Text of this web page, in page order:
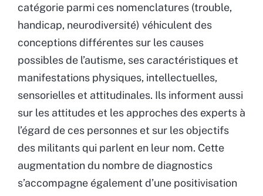
catégorie parmi ces nomenclatures (trouble,
handicap, neurodiversité) véhiculent des
conceptions différentes sur les causes
possibles de l’autisme, ses caractéristiques et
manifestations physiques, intellectuelles,
sensorielles et attitudinales. Ils informent aussi
sur les attitudes et les approches des experts à
l’égard de ces personnes et sur les objectifs
des militants qui parlent en leur nom. Cette
augmentation du nombre de diagnostics
s’accompagne également d’une positivisation